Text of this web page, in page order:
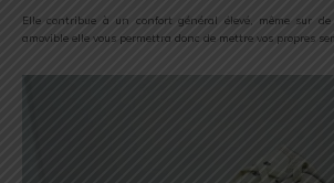
Elle contribue à un confort général élevé, même sur
amovible elle vous permettra donc de mettre vos propres